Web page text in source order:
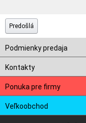
Predošlá
Podmienky predaja
Kontakty
Ponuka pre firmy
Veľkoobchod